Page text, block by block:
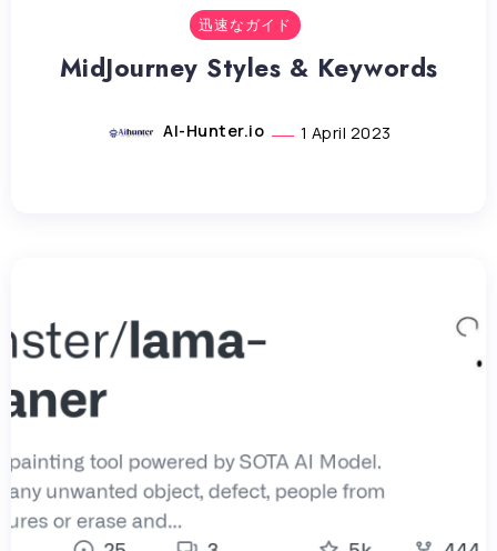
迅速なガイド
MidJourney Styles & Keywords
AI-Hunter.io 1 April 2023